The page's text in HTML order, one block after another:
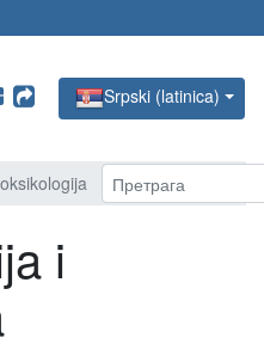
Srpski (latinica)
i